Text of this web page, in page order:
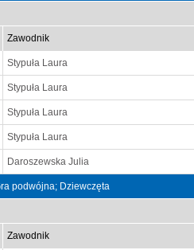
Zawodnik
Stypuła Laura
Stypuła Laura
Stypuła Laura
Stypuła Laura
Daroszewska Julia
podwójna; Dziewczęta
Zawodnik